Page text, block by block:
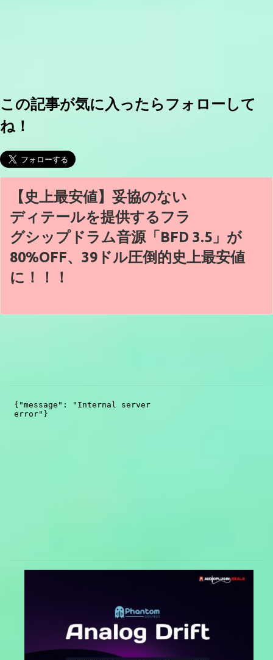
この記事が気に入ったらフォローして
ね！
【史上最安値】妥協のない
ディテールを提供するフラ
グシップドラム音源「BFD 3.5」が
80%OFF、39ドル圧倒的史上最安値
に！！！